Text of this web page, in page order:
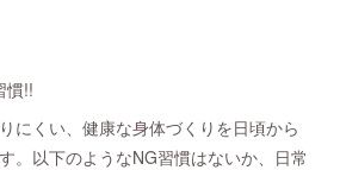
慣!!
にくい、健康な身体づくりを日頃から
。以下のようなNG習慣はないか、日常